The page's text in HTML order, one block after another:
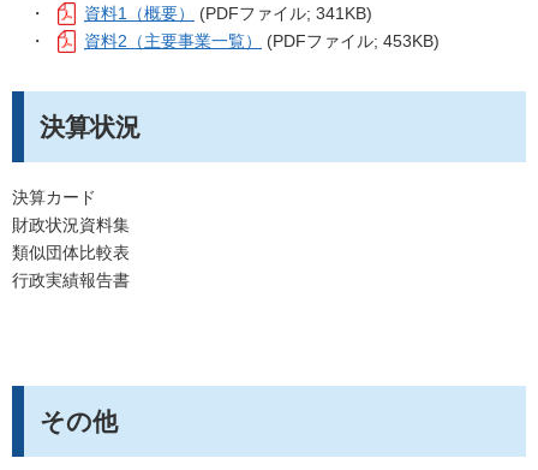
・
資料1（概要）
(PDFファイル; 341KB)
・
資料2（主要事業一覧） (PDFファイル; 453KB)
決算状況
決算カード
財政状況資料集
類似団体比較表
行政実績報告書
その他